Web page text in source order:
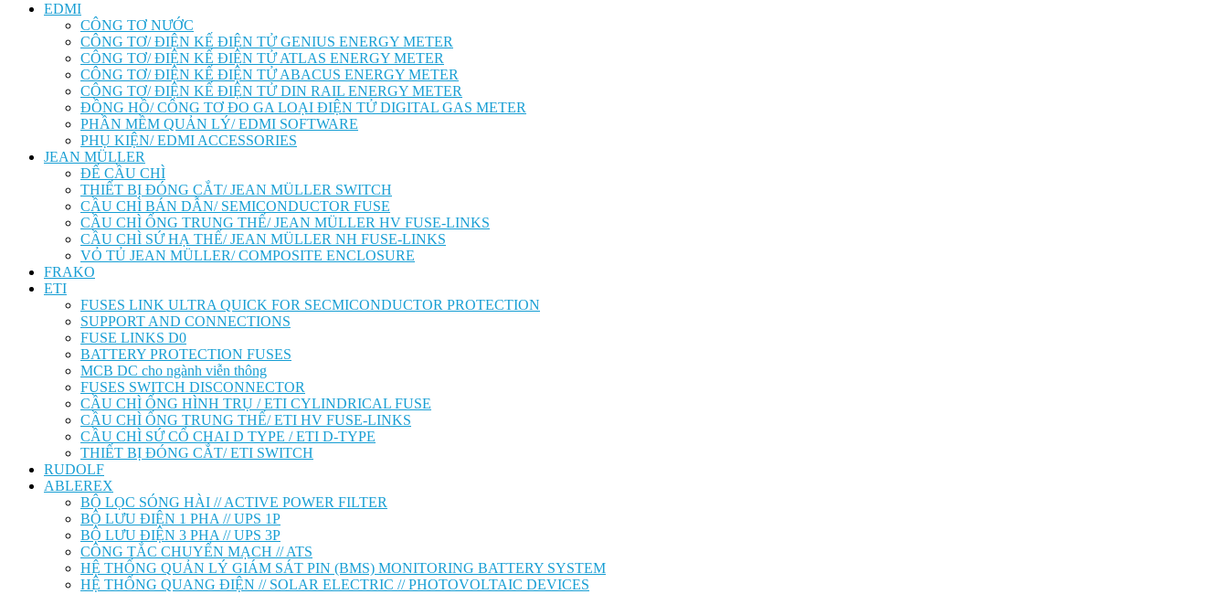
EDMI
CÔNG TƠ NƯỚC
CÔNG TƠ/ ĐIỆN KẾ ĐIỆN TỬ GENIUS ENERGY METER
CÔNG TƠ/ ĐIỆN KẾ ĐIỆN TỬ ATLAS ENERGY METER
CÔNG TƠ/ ĐIỆN KẾ ĐIỆN TỬ ABACUS ENERGY METER
CÔNG TƠ/ ĐIỆN KẾ ĐIỆN TỬ DIN RAIL ENERGY METER
ĐỒNG HỒ/ CÔNG TƠ ĐO GA LOẠI ĐIỆN TỬ DIGITAL GAS METER
PHẦN MỀM QUẢN LÝ/ EDMI SOFTWARE
PHỤ KIỆN/ EDMI ACCESSORIES
JEAN MÜLLER
ĐẾ CẦU CHÌ
THIẾT BỊ ĐÓNG CẮT/ JEAN MÜLLER SWITCH
CẦU CHÌ BÁN DẪN/ SEMICONDUCTOR FUSE
CẦU CHÌ ỐNG TRUNG THẾ/ JEAN MÜLLER HV FUSE-LINKS
CẦU CHÌ SỨ HẠ THẾ/ JEAN MÜLLER NH FUSE-LINKS
VỎ TỦ JEAN MÜLLER/ COMPOSITE ENCLOSURE
FRAKO
ETI
FUSES LINK ULTRA QUICK FOR SECMICONDUCTOR PROTECTION
SUPPORT AND CONNECTIONS
FUSE LINKS D0
BATTERY PROTECTION FUSES
MCB DC cho ngành viễn thông
FUSES SWITCH DISCONNECTOR
CẦU CHÌ ỐNG HÌNH TRỤ / ETI CYLINDRICAL FUSE
CẦU CHÌ ỐNG TRUNG THẾ/ ETI HV FUSE-LINKS
CẦU CHÌ SỨ CỔ CHAI D TYPE / ETI D-TYPE
THIẾT BỊ ĐÓNG CẮT/ ETI SWITCH
RUDOLF
ABLEREX
BỘ LỌC SÓNG HÀI // ACTIVE POWER FILTER
BỘ LƯU ĐIỆN 1 PHA // UPS 1P
BỘ LƯU ĐIỆN 3 PHA // UPS 3P
CÔNG TẮC CHUYỂN MẠCH // ATS
HỆ THỐNG QUẢN LÝ GIÁM SÁT PIN (BMS) MONITORING BATTERY SYSTEM
HỆ THỐNG QUANG ĐIỆN // SOLAR ELECTRIC // PHOTOVOLTAIC DEVICES